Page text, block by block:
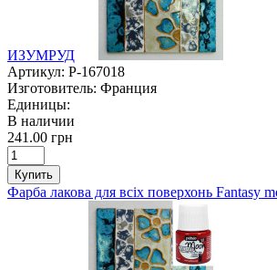
ИЗУМРУД
Артикул: P-167018
Изготовитель: Франция
Единицы:
В наличии
241.00 грн
Купить
Фарба лакова для всіх поверхонь Fantasy